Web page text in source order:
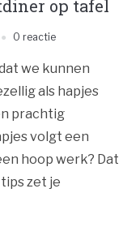
op tafel
0 reactie
we kunnen
als hapjes
prachtig
volgt een
hoop werk? Dat
zet je